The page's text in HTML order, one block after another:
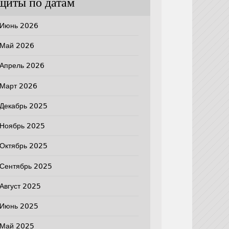
по датам
Июнь 2026
Май 2026
Апрель 2026
Март 2026
Декабрь 2025
Ноябрь 2025
Октябрь 2025
Сентябрь 2025
Август 2025
Июнь 2025
Май 2025